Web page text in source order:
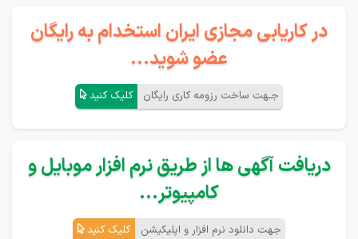
در کاریابی مجازی ایران استخدام به رایگان
عضو شوید...
جـهت ساخت رزومه کاری رایگان کلیک کنید
دریافت آگهی ها از طریق نرم افزار موبایل و
کامپیوتر...
جهت دانلود نرم افزار و اپلیکیشن کلیک کنید